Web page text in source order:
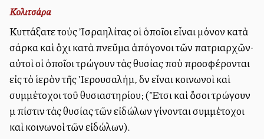
Κολιτσάρα
Κυττάξατε τοὺς Ἰσραηλίτας οἱ ὁποῖοι εἶναι μόνον κατὰ
σάρκα καὶ ὄχι κατὰ πνεῦμα ἀπόγονοι τῶν πατριαρχῶν·
αὐτοὶ οἱ ὁποῖοι τρώγουν τὰς θυσίας ποὺ προσφέρονται
εἰς τὸ ἱερὸν τῆς Ἱερουσαλήμ, δὲν εἶναι κοινωνοὶ καὶ
συμμέτοχοι τοῦ θυσιαστηρίου; (Ἔτσι καὶ ὅσοι τρώγουν
μὲ πίστιν τὰς θυσίας τῶν εἰδώλων γίνονται συμμέτοχοι
καὶ κοινωνοὶ τῶν εἰδώλων).